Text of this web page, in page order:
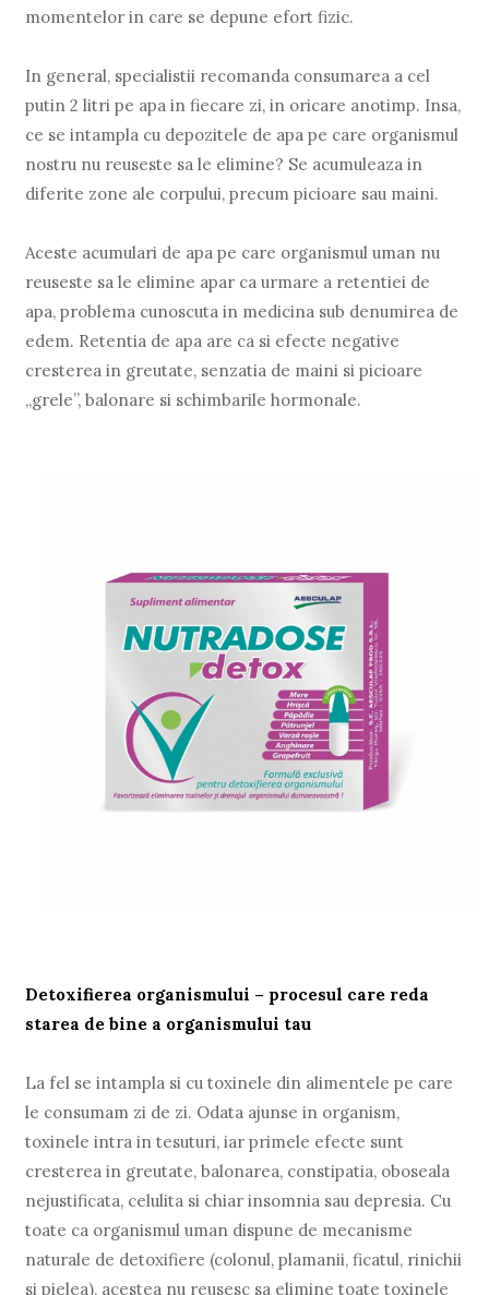
momentelor in care se depune efort fizic.
In general, specialistii recomanda consumarea a cel
putin 2 litri pe apa in fiecare zi, in oricare anotimp. Insa,
ce se intampla cu depozitele de apa pe care organismul
nostru nu reuseste sa le elimine? Se acumuleaza in
diferite zone ale corpului, precum picioare sau maini.
Aceste acumulari de apa pe care organismul uman nu
reuseste sa le elimine apar ca urmare a retentiei de
apa, problema cunoscuta in medicina sub denumirea de
edem. Retentia de apa are ca si efecte negative
cresterea in greutate, senzatia de maini si picioare
„grele”, balonare si schimbarile hormonale.
Detoxifierea organismului – procesul care reda
starea de bine a organismului tau
La fel se intampla si cu toxinele din alimentele pe care
le consumam zi de zi. Odata ajunse in organism,
toxinele intra in tesuturi, iar primele efecte sunt
cresterea in greutate, balonarea, constipatia, oboseala
nejustificata, celulita si chiar insomnia sau depresia. Cu
toate ca organismul uman dispune de mecanisme
naturale de detoxifiere (colonul, plamanii, ficatul, rinichii
si pielea), acestea nu reusesc sa elimine toate toxinele